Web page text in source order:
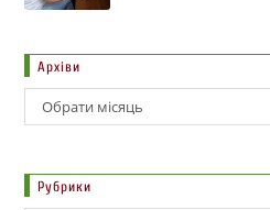
Архіви
Обрати місяць
Рубрики